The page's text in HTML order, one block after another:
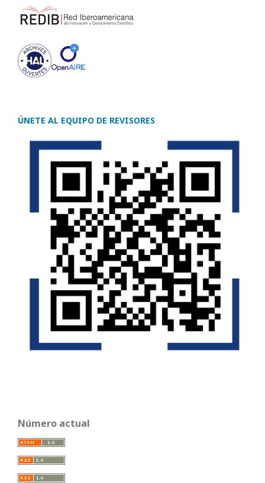
ÚNETE AL EQUIPO DE REVISORES
Número actual